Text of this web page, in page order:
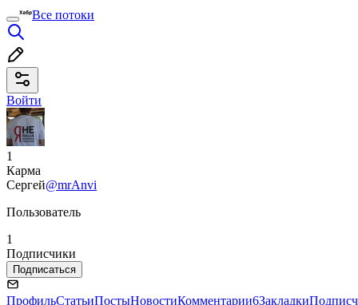
Все потоки
Войти
1
Карма
Сергей@mrAnvi
Пользователь
1
Подписчики
Подписаться
ПрофильСтатьиПостыНовостиКомментарии6Закладки